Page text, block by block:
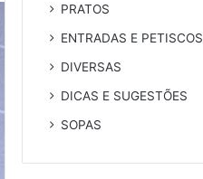
PRATOS
ENTRADAS E PETISCOS
DIVERSAS
DICAS E SUGESTÕES
SOPAS